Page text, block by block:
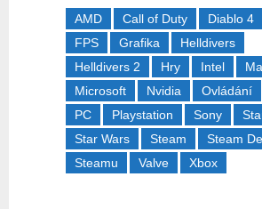
AMD Call of Duty Diablo 4
FPS
Grafika
Helldivers
Helldivers 2
Hry Intel
Microsoft
Nvidia Ovládání
PC
Playstation Sony
Star Wars
Steam
Steam
Steamu
Valve Xbox